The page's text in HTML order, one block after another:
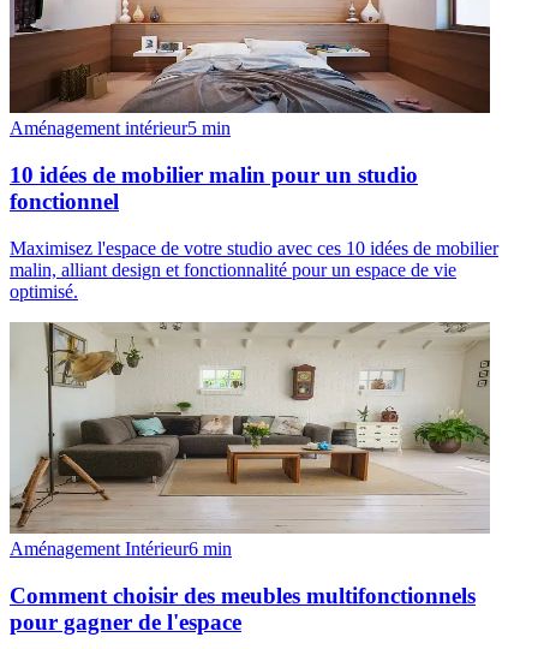
Aménagement intérieur5 min
10 idées de mobilier malin pour un studio
fonctionnel
Maximisez l'espace de votre studio avec ces 10 idées de mobilier
malin, alliant design et fonctionnalité pour un espace de vie
optimisé.
Aménagement Intérieur6 min
Comment choisir des meubles multifonctionnels
pour gagner de l'espace